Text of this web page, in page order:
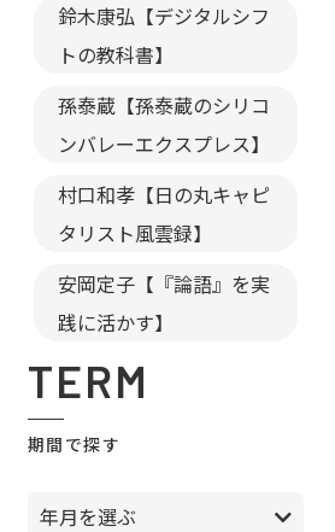
鈴木康弘【デジタルシフ
トの教科書】
孫泰蔵【孫泰蔵のシリコ
ンバレーエクスプレス】
村口和孝【日の丸キャピ
タリスト風雲録】
安岡定子【『論語』を実
践に活かす】
TERM
期間で探す
年月を選ぶ